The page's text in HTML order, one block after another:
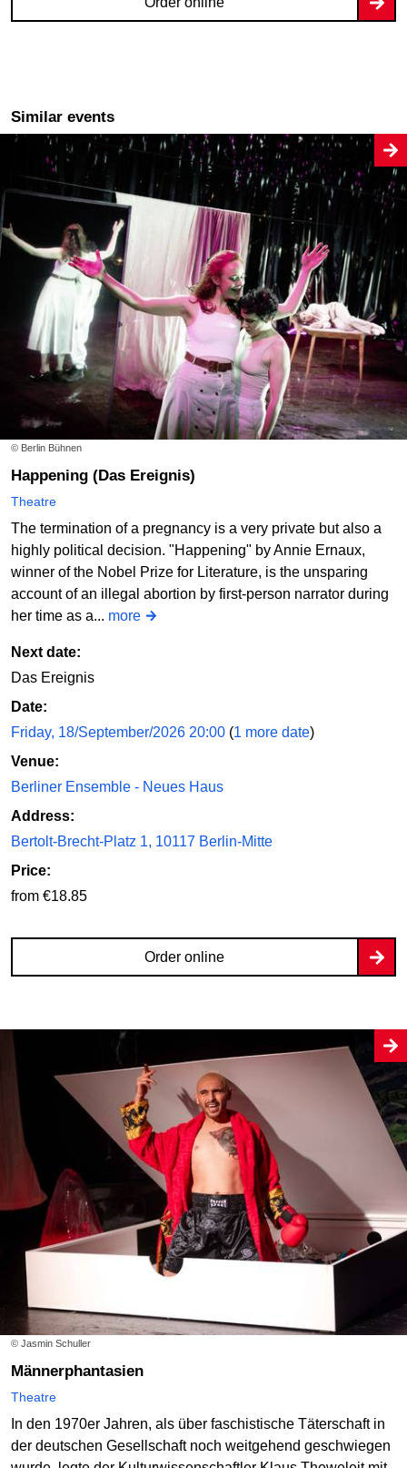
Similar events
© Berlin Bühnen
Happening (Das Ereignis)
Theatre
The termination of a pregnancy is a very private but also a
highly political decision. "Happening" by Annie Ernaux,
winner of the Nobel Prize for Literature, is the unsparing
account of an illegal abortion by first-person narrator during
her time as a... more
Next date:
Das Ereignis
Date:
Friday, 18/September/2026 20:00 (1 more date)
Venue:
Berliner Ensemble - Neues Haus
Address:
Bertolt-Brecht-Platz 1, 10117 Berlin-Mitte
Price:
from €18.85
Order online
© Jasmin Schuller
Männerphantasien
Theatre
In den 1970er Jahren, als über faschistische Täterschaft in
der deutschen Gesellschaft noch weitgehend geschwiegen